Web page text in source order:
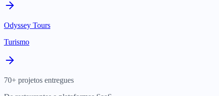
Odyssey Tours
Turismo
70+ projetos entregues